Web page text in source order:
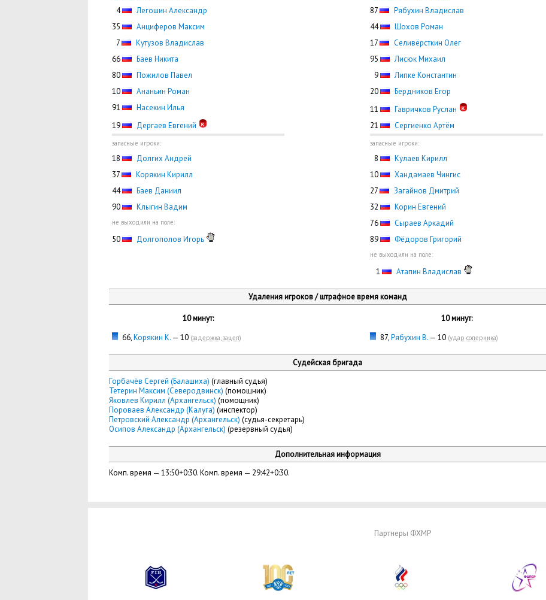
4
Легошин Александр
35
Анциферов Максим
7
Кутузов Владислав
66
Баев Никита
80
Пожилов Павел
10
Ананьин Роман
91
Насекин Илья
19
Дергаев Евгений
запасные игроки:
18
Долгих Андрей
37
Корякин Кирилл
44
Баев Даниил
90
Клыгин Вадим
не выходили на поле:
50 Долгополов Игорь
87
Рябухин Владислав
44
Шохов Роман
17
Селивёрсткин Олег
95
Лисюк Михаил
9
Липке Константин
20
Бердников Егор
11
Гавричков Руслан
21
Сергиенко Артём
запасные игроки:
8
Кулаев Кирилл
10
Хандамаев Чингис
27
Загайнов Дмитрий
32
Корин Евгений
76
Сыраев Аркадий
89
Фёдоров Григорий
не выходили на поле:
1 Атапин Владислав
Удаления игроков / штрафное время команд
10 минут:
66,Корякин К. — 10 (задержка, зацеп)
10 минут:
87,Рябухин В. — 10 (удар соперника)
Судейская бригада
Горбачёв Сергей (Балашиха) (главный судья)
Тетерин Максим (Северодвинск) (помощник)
Яковлев Кирилл (Архангельск) (помощник)
Пороваев Александр (Калуга) (инспектор)
Петровский Александр (Архангельск) (судья-секретарь)
Осипов Александр (Архангельск) (резервный судья)
Дополнительная информация
Комп. время — 13:50+0:30. Комп. время — 29:42+0:30.
Партнеры ФХМР